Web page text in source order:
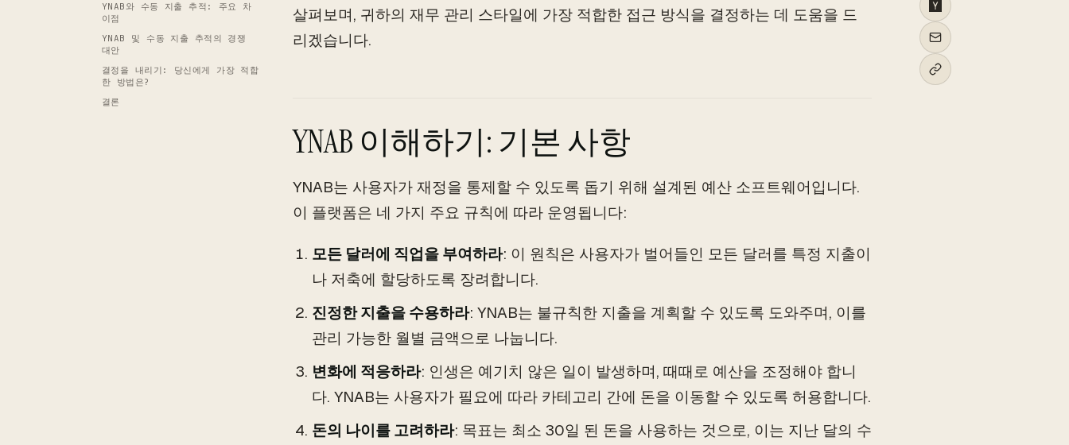
YNAB와 수동 지출 추적: 주요 차
이점
YNAB 및 수동 지출 추적의 경쟁
대안
결정을 내리기: 당신에게 가장 적합
한 방법은?
결론
살펴보며, 귀하의 재무 관리 스타일에 가장 적합한 접근 방식을 결정하는 데 도움을 드
리겠습니다.
YNAB 이해하기: 기본 사항
YNAB는 사용자가 재정을 통제할 수 있도록 돕기 위해 설계된 예산 소프트웨어입니다.
이 플랫폼은 네 가지 주요 규칙에 따라 운영됩니다:
모든 달러에 직업을 부여하라: 이 원칙은 사용자가 벌어들인 모든 달러를 특정 지출이
나 저축에 할당하도록 장려합니다.
진정한 지출을 수용하라: YNAB는 불규칙한 지출을 계획할 수 있도록 도와주며, 이를
관리 가능한 월별 금액으로 나눕니다.
변화에 적응하라: 인생은 예기치 않은 일이 발생하며, 때때로 예산을 조정해야 합니
다. YNAB는 사용자가 필요에 따라 카테고리 간에 돈을 이동할 수 있도록 허용합니다.
돈의 나이를 고려하라: 목표는 최소 30일 된 돈을 사용하는 것으로, 이는 지난 달의 수